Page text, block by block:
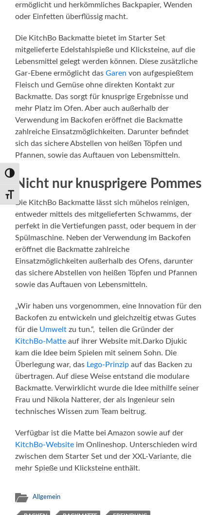
Umschalten auf hohe Kontraste
Schrift vergrößern
ermöglicht und herkömmliches Backpapier, Wenden
oder Einfetten überflüssig macht.
Die KitchBo Backmatte bietet im Starter Set
mitgelieferte Edelstahlspieße und Klicksteine, auf die
Lebensmittel gelegt werden können. Diese zusätzliche
Gar-Ebene ermöglicht dasGaren von aufgespießtem
Fleisch und Gemüse ohne direkten Kontakt zur
Backmatte. Das sorgt für knusprige Ergebnisse und
mehr Platz im Ofen. Aber auch außerhalb der
Verwendung im Backofen eröffnet die Backmatte
zahlreiche Einsatzmöglichkeiten. Darunter befindet
sich das sichere Abstellen von heißen Töpfen und
Pfannen, sowie das Auftauen von Lebensmitteln.
Nicht nur knusprigere Pommes
Die KitchBo Backmatte lässt sich mühelos reinigen,
entweder mittels des mitgelieferten Schwamms, der
perfekt in die Vertiefungen passt, oder bequem in der
Spülmaschine. Neben der Verwendung im Backofen
eröffnet die Backmatte zahlreiche
Einsatzmöglichkeiten außerhalb des Ofens, darunter
das sichere Abstellen von heißen Töpfen und Pfannen
sowie das Auftauen von Lebensmitteln.
„Wir haben uns vorgenommen, eine Innovation für den
Backofen zu entwickeln und gleichzeitig etwas Gutes
für die Umwelt zu tun.“, teilen die Gründer der
KitchBo-Matte auf ihrer Website mit.Darko Djukic
kam die Idee beim Spielen mit seinem Sohn. Die
Überlegung war, das Lego-Prinzip auf das Backen zu
übertragen. Auf diese Weise entstand die modulare
Backmatte. Verwirklicht wurde die Idee mithilfe seiner
Frau und Nikola Natterer, der als Ingenieur sein
technisches Wissen zum Team beitrug.
Verfügbar ist die Matte bei Amazon sowie auf der
KitchBo-Website im Onlineshop. Unterschieden wird
zwischen dem Starter Set und der XXL-Variante, die
mehr Spieße und Klicksteine enthält.
Allgemein